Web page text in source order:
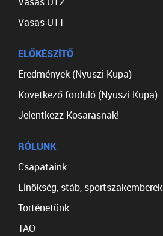
Vasas U11
ELŐKÉSZÍTŐ
Eredmények (Nyuszi Kupa)
Következő forduló (Nyuszi Kupa)
Jelentkezz Kosarasnak!
RÓLUNK
Csapataink
Elnökség, stáb, sportszakemberek
Történetünk
TAO